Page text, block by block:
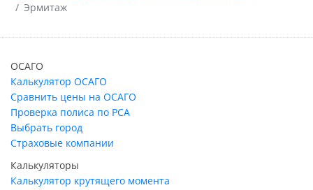
Эрмитаж
ОСАГО
Калькулятор ОСАГО
Сравнить цены на ОСАГО
Проверка полиса по РСА
Выбрать город
Страховые компании
Калькуляторы
Калькулятор крутящего момента